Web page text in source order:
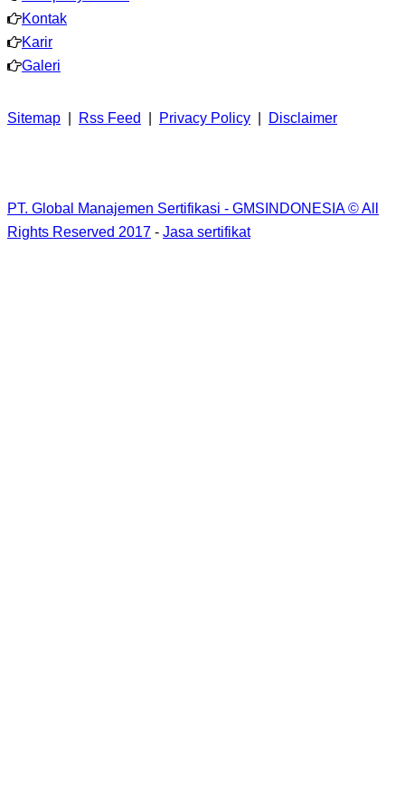
Kontak
Karir
Galeri
Sitemap Rss Feed Privacy Policy Disclaimer
PT. Global Manajemen Sertifikasi - GMSINDONESIA © All
Rights Reserved 2017 - Jasa sertifikat